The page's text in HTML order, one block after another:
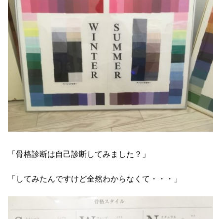
「骨格診断は自己診断してみました？」
「してみたんですけど全然わからなくて・・・」